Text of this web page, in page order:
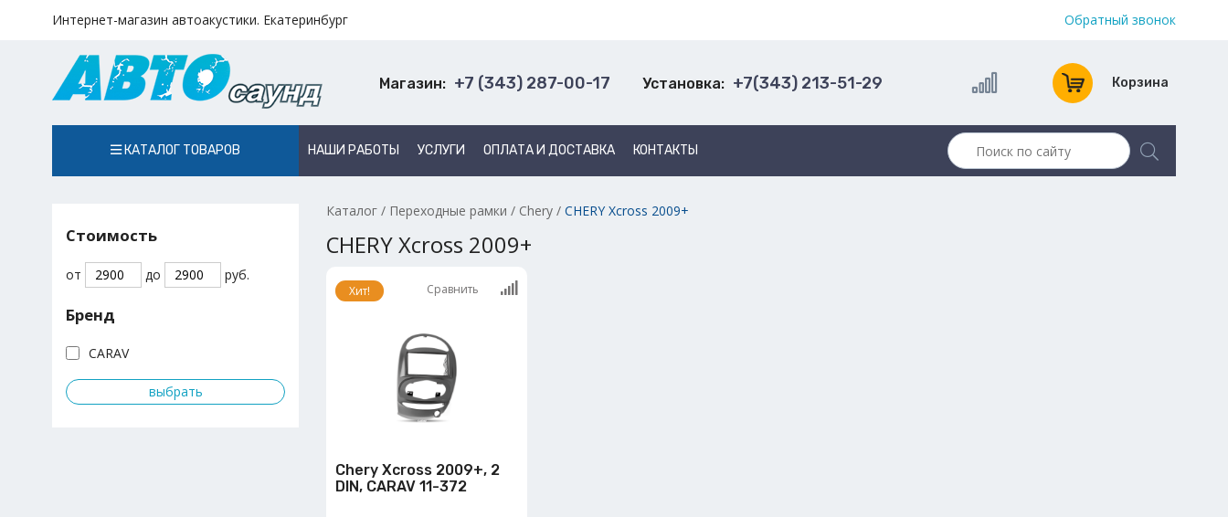
Интернет-магазин автоакустики. Екатеринбург Обратный звонок
Магазин: +7 (343) 287-00-17 Установка: +7(343) 213-51-29 Корзина
КАТАЛОГ ТОВАРОВ НАШИ РАБОТЫ УСЛУГИ ОПЛАТА И ДОСТАВКА КОНТАКТЫ
Стоимость
от до руб.
Бренд
CARAV
Каталог / Переходные рамки / Chery / CHERY Xcross 2009+
CHERY Xcross 2009+
Хит! Сравнить
Chery Xcross 2009+, 2
DIN, CARAV 11-372